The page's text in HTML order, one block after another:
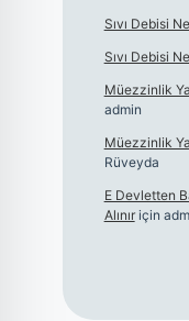
Sıvı Debisi
Sıvı Debisi
Müezzinlik
admin
Müezzinlik
Rüveyda
E Devletten
Alınıriçin